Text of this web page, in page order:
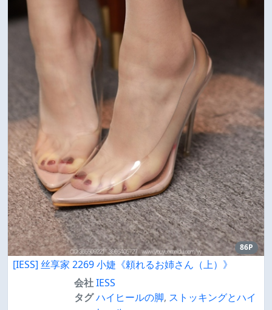
86P
[IESS] 丝享家 2269 小婕《頼れるお姉さん（上）》
会社IESS
タグハイヒールの脚, ストッキングとハイ